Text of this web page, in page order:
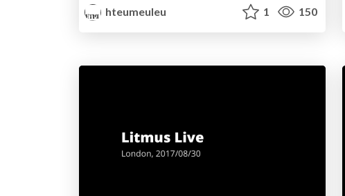
hteumeuleu
1 150